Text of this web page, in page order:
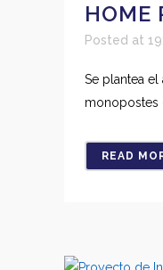
HOME
Posted at
Se plantea
monopostes
READ